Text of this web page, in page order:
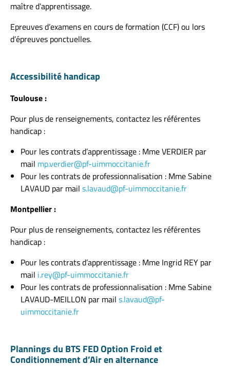
maître d’apprentissage.
Epreuves d’examens en cours de formation (CCF) ou lors
d’épreuves ponctuelles.
Accessibilité handicap
Toulouse :
Pour plus de renseignements, contactez les référentes
handicap :
Pour les contrats d’apprentissage : Mme VERDIER par
mail mp.verdier@pf-uimmoccitanie.fr
Pour les contrats de professionnalisation : Mme Sabine
LAVAUD par mail s.lavaud@pf-uimmoccitanie.fr
Montpellier :
Pour plus de renseignements, contactez les référentes
handicap :
Pour les contrats d’apprentissage : Mme Ingrid REY par
mail i.rey@pf-uimmoccitanie.fr
Pour les contrats de professionnalisation : Mme Sabine
LAVAUD-MEILLON par mail s.lavaud@pf-
uimmoccitanie.fr
Plannings du BTS FED Option Froid et
Conditionnement d’Air en alternance